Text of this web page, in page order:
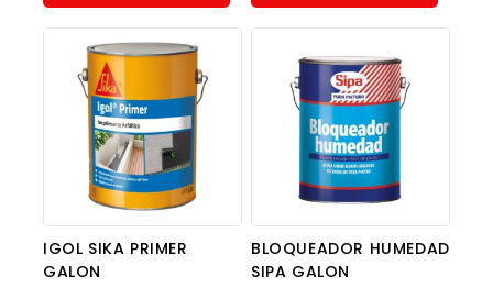
IGOL SIKA PRIMER
GALON
BLOQUEADOR HUMEDAD
SIPA GALON